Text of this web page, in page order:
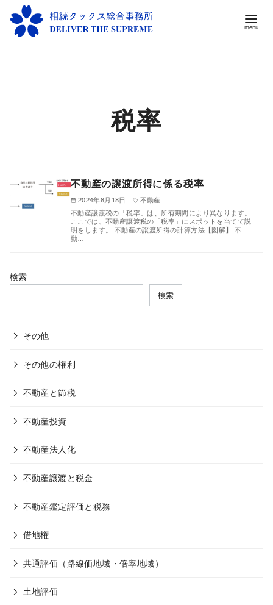
税率
不動産の譲渡所得に係る税率
2024年8月18日 不動産
不動産譲渡税の「税率」は、所有期間により異なります。
ここでは、不動産譲渡税の「税率」にスポットを当てて説
明をします。 不動産の譲渡所得の計算方法【図解】 不
動…
検索
検索
その他
その他の権利
不動産と節税
不動産投資
不動産法人化
不動産譲渡と税金
不動産鑑定評価と税務
借地権
共通評価（路線価地域・倍率地域）
土地評価